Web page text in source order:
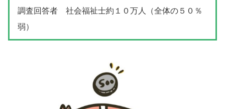
調査回答者 社会福祉士約１０万人（全体の５０％
弱）